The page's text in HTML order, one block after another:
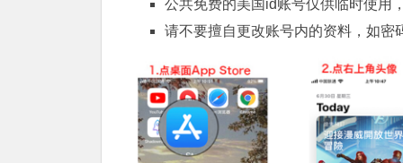
公共免费的美国id账号仅供临时使用
请不要擅自更改账号内的资料，如密